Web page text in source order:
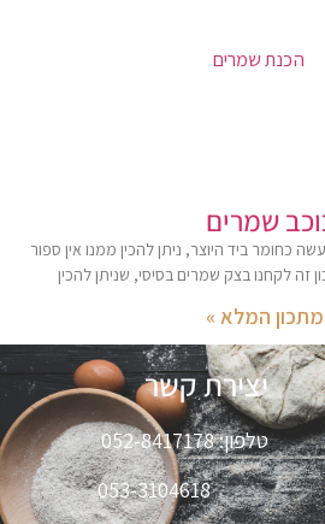
שמרים
כחומר ביד היוצר, ניתן להכין ממנו אין ספור
זה לקחנו בצק שמרים בסיסי, שניתן להכין
המלא »
יצירת קשר
טלפון:052-8417178
053-3104618